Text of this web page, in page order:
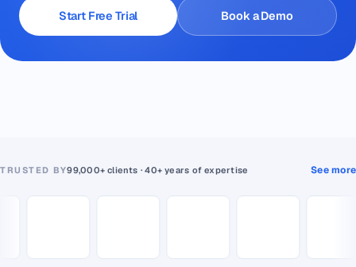
Start Free Trial Book a Demo
TRUSTED BY99,000+ clients · 40+ years of expertise See more